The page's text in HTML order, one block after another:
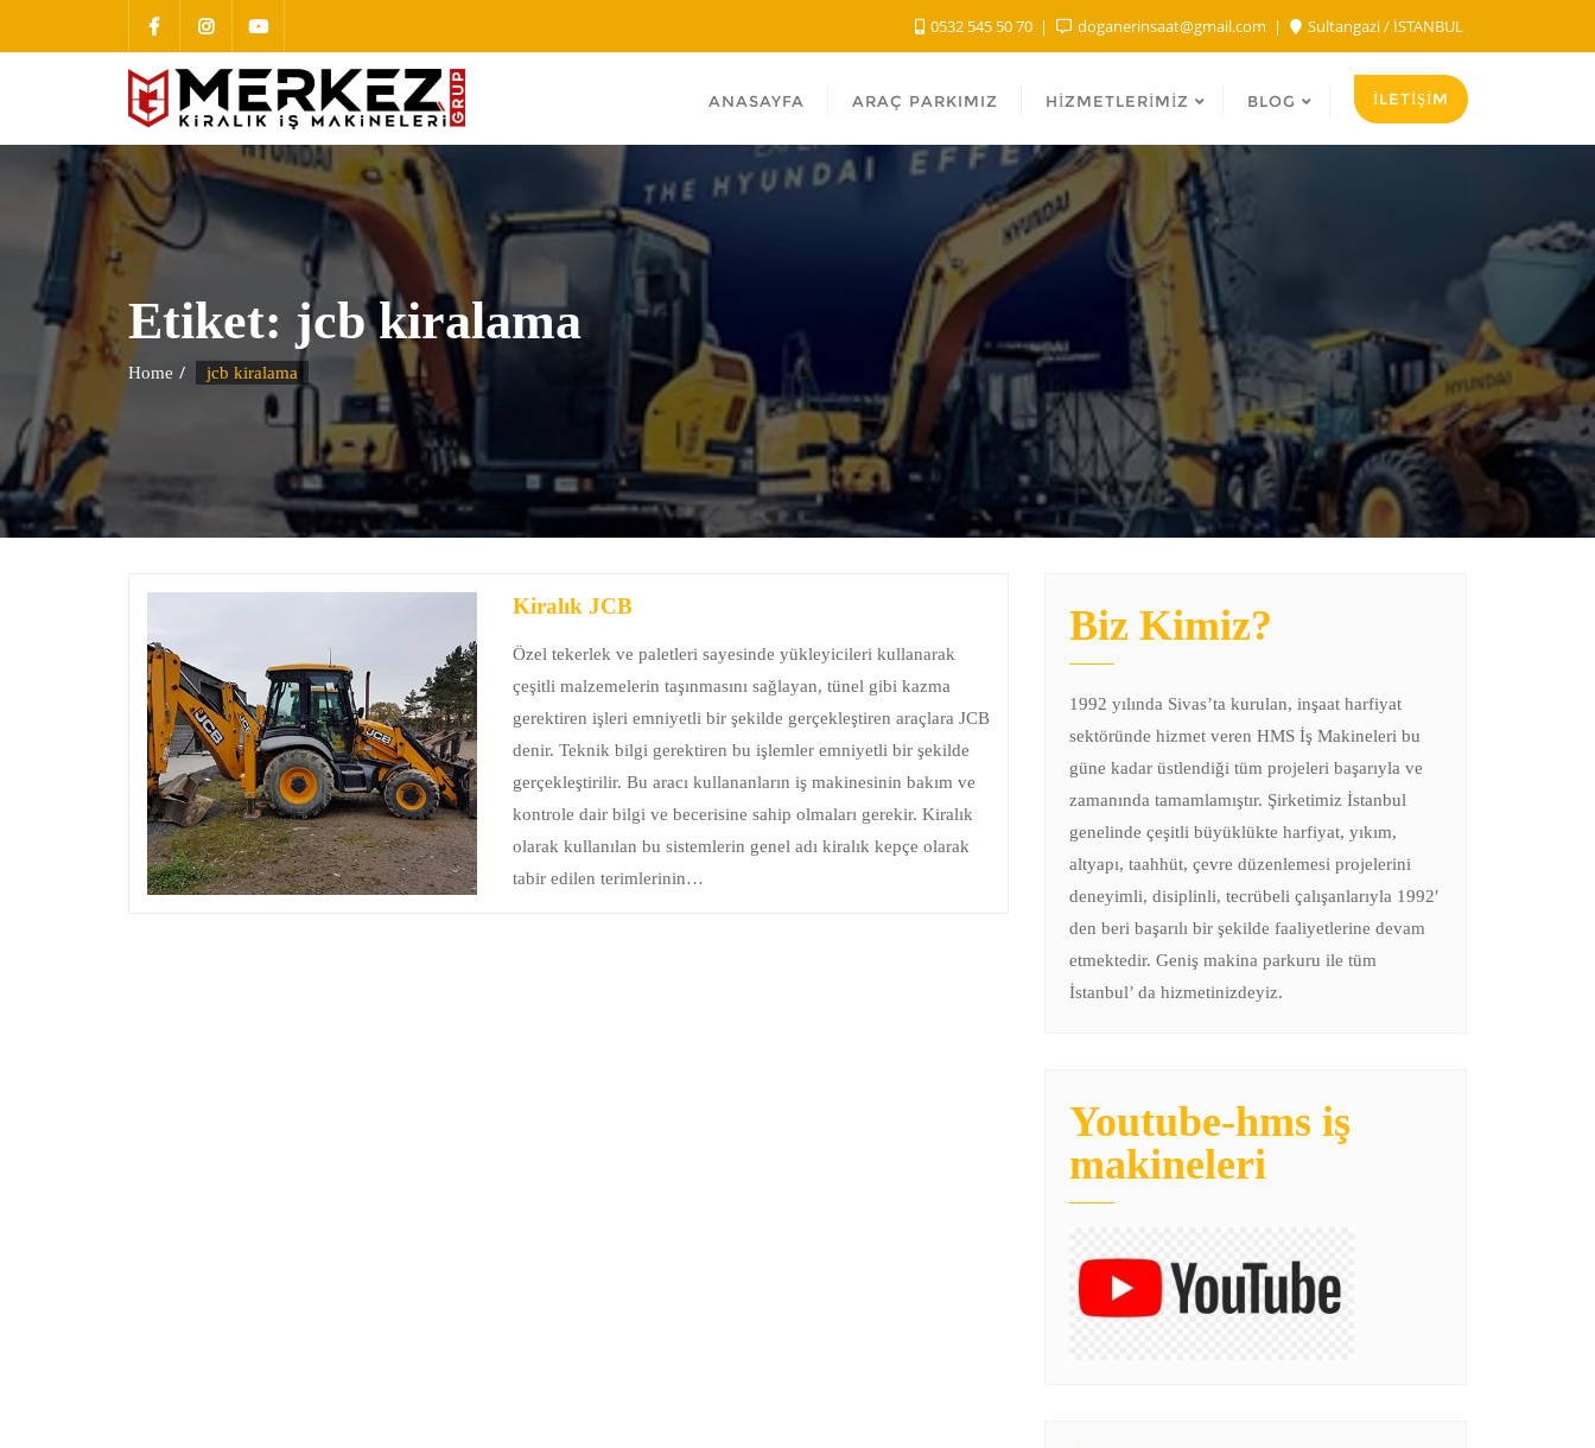
0532 545 50 70 doganerinsaat@gmail.com Sultangazi / İSTANBUL
ANASAYFA ARAÇ PARKIMIZ HIZMETLERIMIZ BLOG İLETİŞİM
Etiket: jcb kiralama
Home jcb kiralama
Kiralık JCB
Özel tekerlek ve paletleri sayesinde yükleyicileri kullanarak
çeşitli malzemelerin taşınmasını sağlayan, tünel gibi kazma
gerektiren işleri emniyetli bir şekilde gerçekleştiren araçlara JCB
denir. Teknik bilgi gerektiren bu işlemler emniyetli bir şekilde
gerçekleştirilir. Bu aracı kullananların iş makinesinin bakım ve
kontrole dair bilgi ve becerisine sahip olmaları gerekir. Kiralık
olarak kullanılan bu sistemlerin genel adı kiralık kepçe olarak
tabir edilen terimlerinin…
Biz Kimiz?
1992 yılında Sivas’ta kurulan, inşaat harfiyat
sektöründe hizmet veren HMS İş Makineleri bu
güne kadar üstlendiği tüm projeleri başarıyla ve
zamanında tamamlamıştır. Şirketimiz İstanbul
genelinde çeşitli büyüklükte harfiyat, yıkım,
altyapı, taahhüt, çevre düzenlemesi projelerini
deneyimli, disiplinli, tecrübeli çalışanlarıyla 1992′
den beri başarılı bir şekilde faaliyetlerine devam
etmektedir. Geniş makina parkuru ile tüm
İstanbul’ da hizmetinizdeyiz.
Youtube-hms iş
makineleri